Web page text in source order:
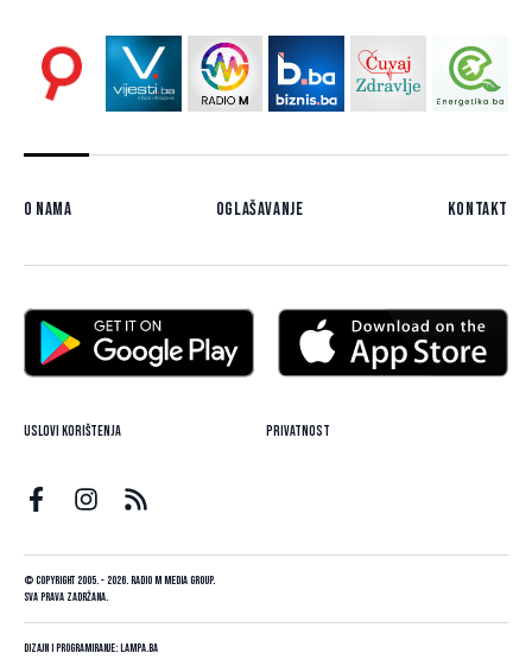
O nama Oglašavanje Kontakt
Uslovi korištenja Privatnost
© Copyright 2005. - 2026. Radio M Media Group.
Sva prava zadržana.
Dizajn i programiranje:Lampa.ba